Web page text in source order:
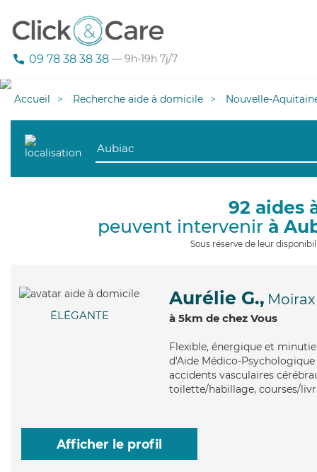
09 78 38 38 38 — 9h-19h 7j/7
Accueil Recherche aide à domicile Nouvelle-
92 aides
peuvent intervenir à
Sous réserve de leur
ÉLÉGANTE
Aurélie G., Moirax
à 5km de chez Vous
Flexible, énergique et
d'Aide Médico-
accidents vasculaires
toilette/habillage, courses/
Afficher le profil